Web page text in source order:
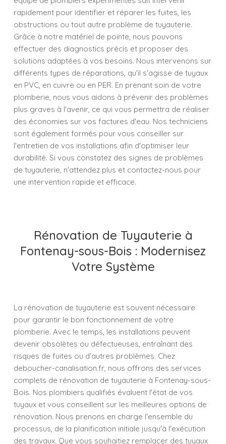
rapidement pour identifier et réparer les fuites, les
obstructions ou tout autre problème de tuyauterie.
Grâce à notre matériel de pointe, nous pouvons
effectuer des diagnostics précis et proposer des
solutions adaptées à vos besoins. Nous intervenons sur
différents types de réparations, qu'il s'agisse de tuyaux
en PVC, en cuivre ou en PER. En prenant soin de votre
plomberie, nous vous aidons à prévenir des problèmes
plus graves à l'avenir, ce qui vous permettra de réaliser
des économies sur vos factures d'eau. Nos techniciens
sont également formés pour vous conseiller sur
l'entretien de vos installations afin d'optimiser leur
durabilité. Si vous constatez des signes de problèmes
de tuyauterie, n'attendez plus et contactez-nous pour
une intervention rapide et efficace.
Rénovation de Tuyauterie à
Fontenay-sous-Bois : Modernisez
Votre Système
La rénovation de tuyauterie est souvent nécessaire
pour garantir le bon fonctionnement de votre
plomberie. Avec le temps, les installations peuvent
devenir obsolètes ou défectueuses, entraînant des
risques de fuites ou d'autres problèmes. Chez
deboucher-canalisation.fr, nous offrons des services
complets de rénovation de tuyauterie à Fontenay-sous-
Bois. Nos plombiers qualifiés évaluent l'état de vos
tuyaux et vous conseillent sur les meilleures options de
rénovation. Nous prenons en charge l'ensemble du
processus, de la planification initiale jusqu'à l'exécution
des travaux. Que vous souhaitiez remplacer des tuyaux